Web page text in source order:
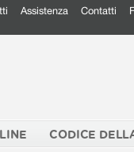
Assistenza Contatti
CODICE